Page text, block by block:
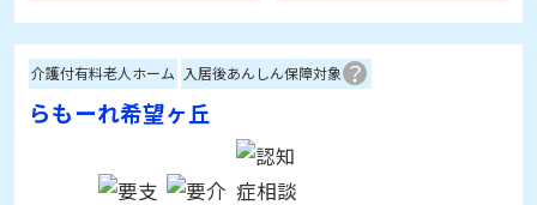
介護付有料老人ホーム 入居後あんしん保障対象
らもーれ希望ヶ丘